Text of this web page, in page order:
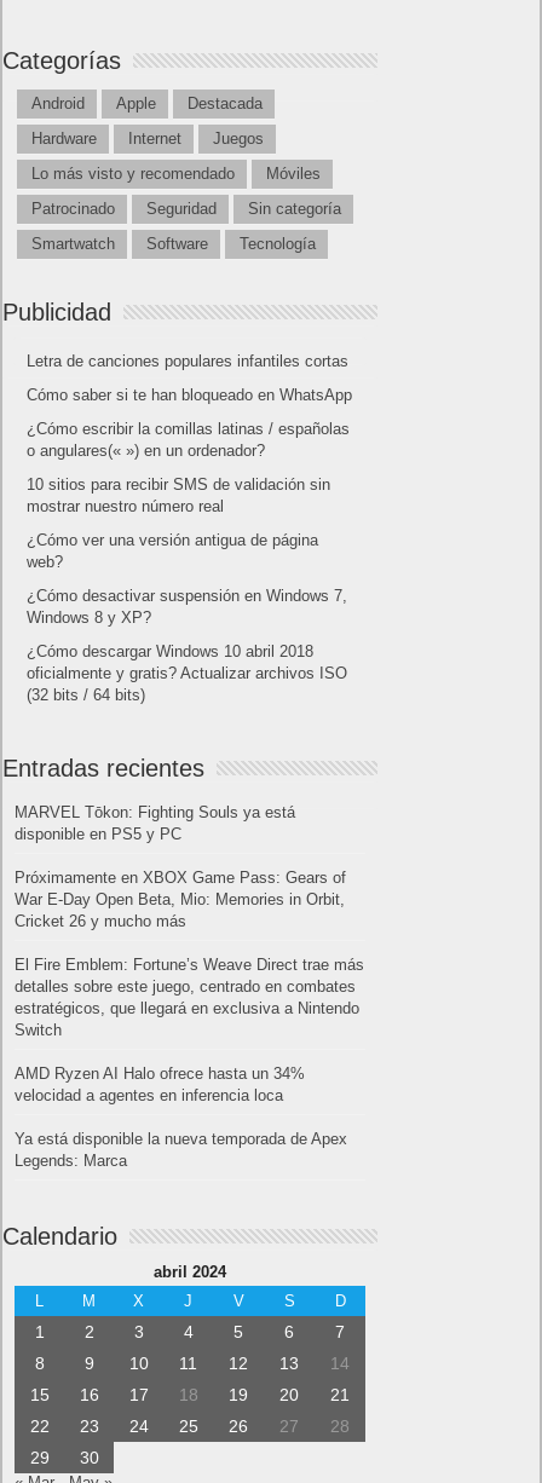
Categorías
Android Apple
Destacada
Hardware
Internet
Juegos
Lo más visto y recomendado
Móviles
Patrocinado
Seguridad
Sin categoría
Smartwatch
Software Tecnología
Publicidad
Letra de canciones populares infantiles cortas
Cómo saber si te han bloqueado en WhatsApp
¿Cómo escribir la comillas latinas / españolas
o angulares(« ») en un ordenador?
10 sitios para recibir SMS de validación sin
mostrar nuestro número real
¿Cómo ver una versión antigua de página
web?
¿Cómo desactivar suspensión en Windows 7,
Windows 8 y XP?
¿Cómo descargar Windows 10 abril 2018
oficialmente y gratis? Actualizar archivos ISO
(32 bits / 64 bits)
Entradas recientes
MARVEL Tōkon: Fighting Souls ya está
disponible en PS5 y PC
Próximamente en XBOX Game Pass: Gears of
War E-Day Open Beta, Mio: Memories in Orbit,
Cricket 26 y mucho más
El Fire Emblem: Fortune’s Weave Direct trae más
detalles sobre este juego, centrado en combates
estratégicos, que llegará en exclusiva a Nintendo
Switch
AMD Ryzen AI Halo ofrece hasta un 34%
velocidad a agentes en inferencia loca
Ya está disponible la nueva temporada de Apex
Legends: Marca
Calendario
abril 2024
L
M X J V S D
1 2 3 4 5 6
7
8
9 10 11 12 13
14
15
16 17 18 19 20
21
22
23 24 25 26 27
28
29
30